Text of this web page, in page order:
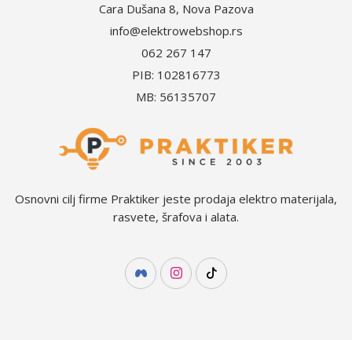
Cara Dušana 8, Nova Pazova
info@elektrowebshop.rs
062 267 147
PIB: 102816773
MB: 56135707
Osnovni cilj firme Praktiker jeste prodaja elektro materijala,
rasvete, šrafova i alata.